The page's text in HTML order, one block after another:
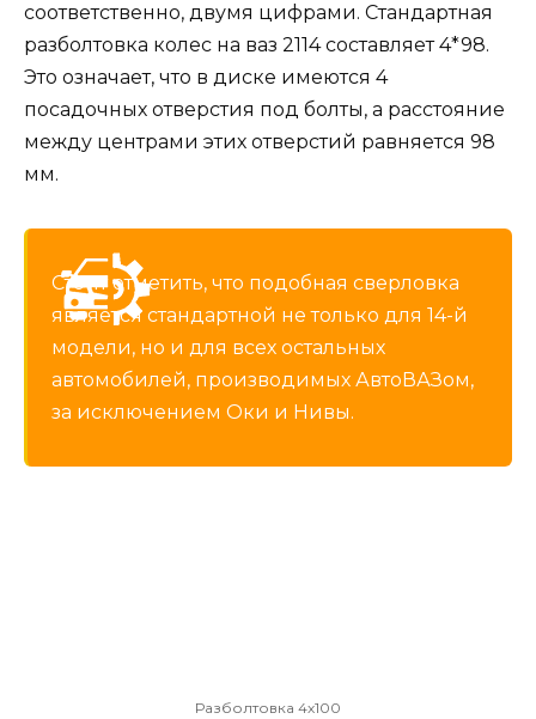
соответственно, двумя цифрами. Стандартная
разболтовка колес на ваз 2114 составляет 4*98.
Это означает, что в диске имеются 4
посадочных отверстия под болты, а расстояние
между центрами этих отверстий равняется 98
мм.
Стоит отметить, что подобная сверловка
является стандартной не только для 14-й
модели, но и для всех остальных
автомобилей, производимых АвтоВАЗом,
за исключением Оки и Нивы.
Разболтовка 4х100